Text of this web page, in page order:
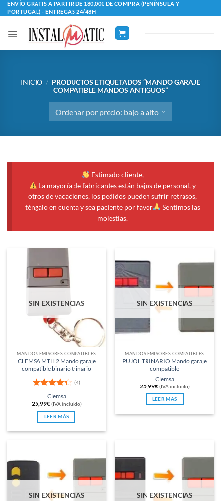
Saltar
al
contenido
ENVÍO GRATIS A PARTIR DE 180,00€ DE COMPRA (PENÍNSULA Y
PORTUGAL) - ENTREGAS 24/48H
INICIO / PRODUCTOS ETIQUETADOS “MANDO GARAJE
COMPATIBLE MANDOS ANTIGUOS”
Estimado cliente,
La mayoría de fabricantes están bajos de personal, y
otros de vacaciones, los pedidos pueden sufrir retrasos,
téngalo en cuenta y sea paciente por favor
Sentimos las
molestias.
SIN EXISTENCIAS
MANDOS EMISORES COMPATIBLES
CLEMSA MTH 2 Mando garaje
compatible binario trinario
Valorado
con4.25
de 5
(4)
Clemsa
25,99€ (IVA incluido)
LEER MÁS
SIN EXISTENCIAS
MANDOS EMISORES COMPATIBLES
PUJOL TRINARIO Mando garaje
compatible
Clemsa
25,99€ (IVA incluido)
LEER MÁS
SIN EXISTENCIAS SIN EXISTENCIAS